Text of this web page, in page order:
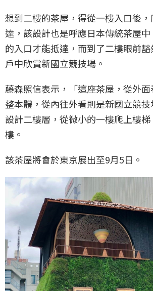
想到二樓的茶屋，得從一樓入口後
達，該設計也是呼應日本傳統茶屋
的入口才能抵達，而到了二樓眼前
戶中欣賞新國立競技場。
藤森照信表示，「這座茶屋，從外
整本體，從內往外看則是新國立競
設計二樓層，從微小的一樓爬上樓
樓。
該茶屋將會於東京展出至9月5日。